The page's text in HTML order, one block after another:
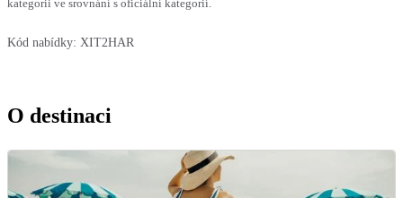
kategorii ve srovnání s oficiální kategorií.
Kód nabídky: XIT2HAR
O destinaci